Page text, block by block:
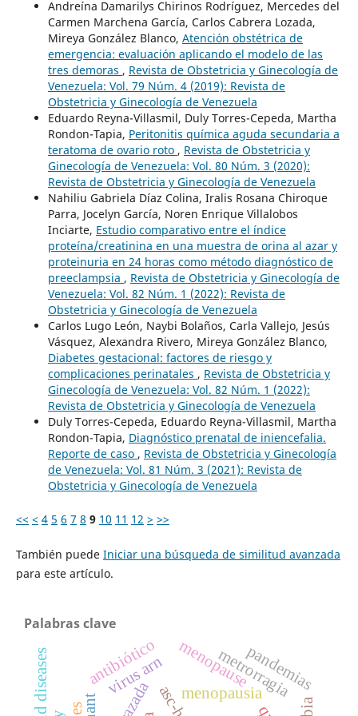
Andreína Damarilys Chirinos Rodríguez, Mercedes del
Carmen Marchena García, Carlos Cabrera Lozada,
Mireya González Blanco, Atención obstétrica de
emergencia: evaluación aplicando el modelo de las
tres demoras , Revista de Obstetricia y Ginecología de
Venezuela: Vol. 79 Núm. 4 (2019): Revista de
Obstetricia y Ginecología de Venezuela
Eduardo Reyna-Villasmil, Duly Torres-Cepeda, Martha
Rondon-Tapia, Peritonitis química aguda secundaria a
teratoma de ovario roto , Revista de Obstetricia y
Ginecología de Venezuela: Vol. 80 Núm. 3 (2020):
Revista de Obstetricia y Ginecología de Venezuela
Nahiliu Gabriela Díaz Colina, Iralis Rosana Chiroque
Parra, Jocelyn García, Noren Enrique Villalobos
Inciarte, Estudio comparativo entre el índice
proteína/creatinina en una muestra de orina al azar y
proteinuria en 24 horas como método diagnóstico de
preeclampsia , Revista de Obstetricia y Ginecología de
Venezuela: Vol. 82 Núm. 1 (2022): Revista de
Obstetricia y Ginecología de Venezuela
Carlos Lugo León, Naybi Bolaños, Carla Vallejo, Jesús
Vásquez, Alexandra Rivero, Mireya González Blanco,
Diabetes gestacional: factores de riesgo y
complicaciones perinatales , Revista de Obstetricia y
Ginecología de Venezuela: Vol. 82 Núm. 1 (2022):
Revista de Obstetricia y Ginecología de Venezuela
Duly Torres-Cepeda, Eduardo Reyna-Villasmil, Martha
Rondon-Tapia, Diagnóstico prenatal de iniencefalia.
Reporte de caso , Revista de Obstetricia y Ginecología
de Venezuela: Vol. 81 Núm. 3 (2021): Revista de
Obstetricia y Ginecología de Venezuela
<< < 4 5 6 7 8 9 10 11 12 > >>
También puede Iniciar una búsqueda de similitud avanzada
para este artículo.
Palabras clave
menopausia
menopause
asc-h
metrorragia
virus arn pandemias
antibiótico